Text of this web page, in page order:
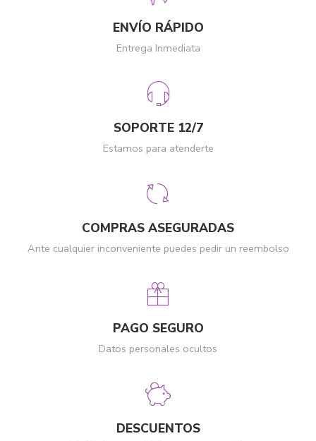
ENVÍO RÁPIDO
Entrega Inmediata
SOPORTE 12/7
Estamos para atenderte
COMPRAS ASEGURADAS
Ante cualquier inconveniente puedes pedir un reembolso
PAGO SEGURO
Datos personales ocultos
DESCUENTOS